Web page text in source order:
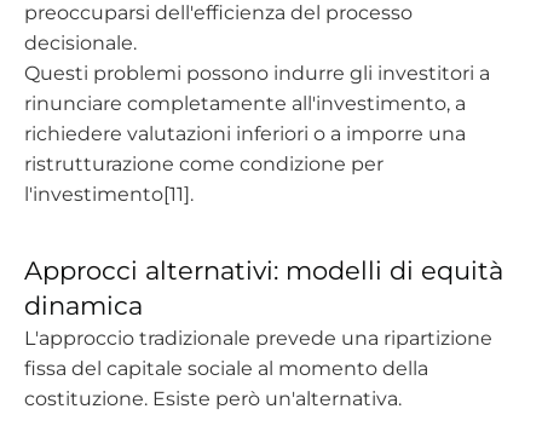
preoccuparsi dell'efficienza del processo
decisionale.
Questi problemi possono indurre gli investitori a
rinunciare completamente all'investimento, a
richiedere valutazioni inferiori o a imporre una
ristrutturazione come condizione per
l'investimento[11].
Approcci alternativi: modelli di equità
dinamica
L'approccio tradizionale prevede una ripartizione
fissa del capitale sociale al momento della
costituzione. Esiste però un'alternativa.